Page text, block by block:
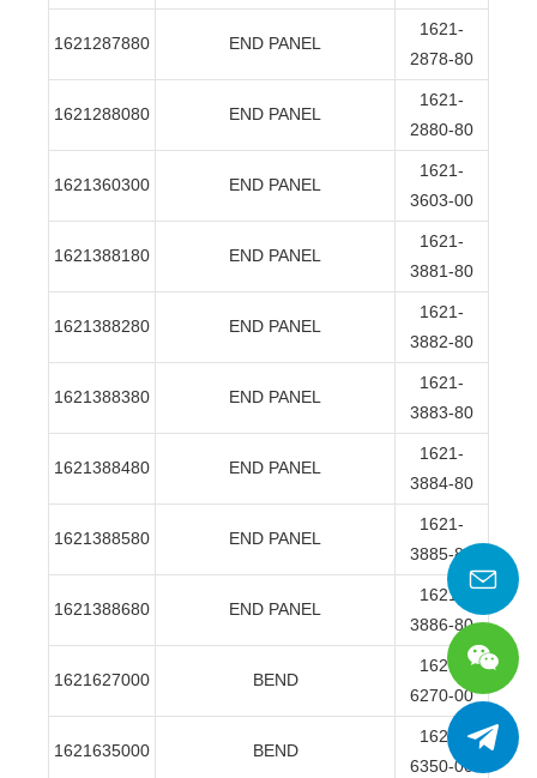
1621287880 END PANEL
1621-
2878-80
1621288080 END PANEL
1621-
2880-80
1621360300 END PANEL
1621-
3603-00
1621388180 END PANEL
1621-
3881-80
1621388280 END PANEL
1621-
3882-80
1621388380 END PANEL
1621-
3883-80
1621388480 END PANEL
1621-
3884-80
1621388580 END PANEL
1621-
3885-80
1621388680 END PANEL
1621-
3886-80
1621627000 BEND
1621-
6270-00
1621635000 BEND
1621-
6350-00